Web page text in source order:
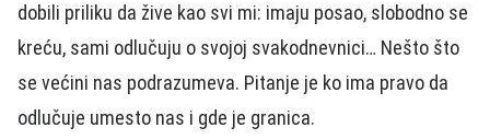
dobili priliku da žive kao svi mi: imaju posao, slobodno se
kreću, sami odlučuju o svojoj svakodnevnici… Nešto što
se većini nas podrazumeva. Pitanje je ko ima pravo da
odlučuje umesto nas i gde je granica.